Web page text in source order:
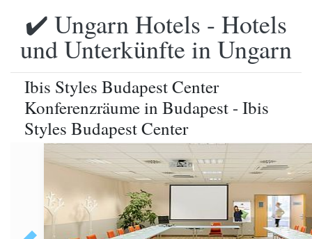
✔️ Ungarn Hotels - Hotels
und Unterkünfte in Ungarn
Ibis Styles Budapest Center
Konferenzräume in Budapest - Ibis
Styles Budapest Center